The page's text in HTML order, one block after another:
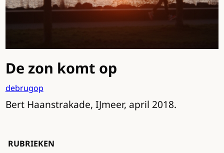
De zon komt op
debrugop
Bert Haanstrakade, IJmeer, april 2018.
RUBRIEKEN